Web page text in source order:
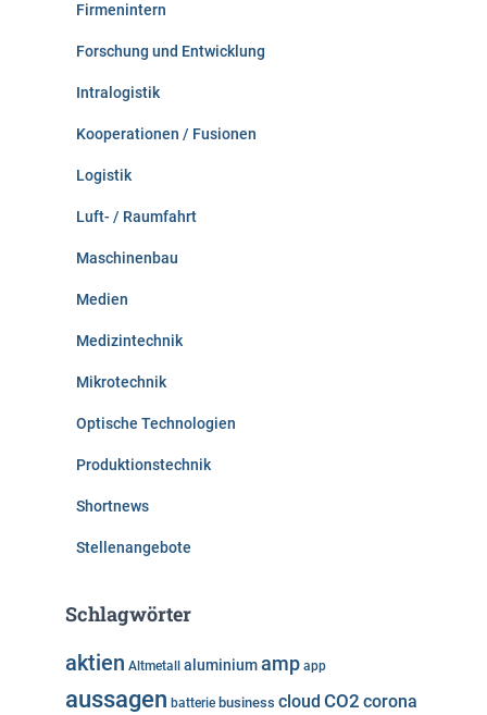
Firmenintern
Forschung und Entwicklung
Intralogistik
Kooperationen / Fusionen
Logistik
Luft- / Raumfahrt
Maschinenbau
Medien
Medizintechnik
Mikrotechnik
Optische Technologien
Produktionstechnik
Shortnews
Stellenangebote
Schlagwörter
aktien Altmetall aluminiumamp app
aussagen batterie business cloud CO2 corona